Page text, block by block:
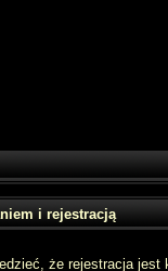
i rejestracją
że rejestracja